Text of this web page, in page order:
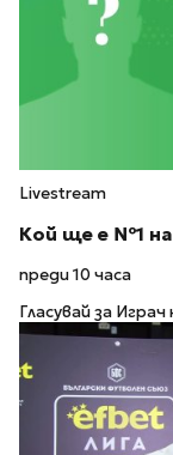
Livestream
Кой ще е №1
преди 10 часа
Гласувай за